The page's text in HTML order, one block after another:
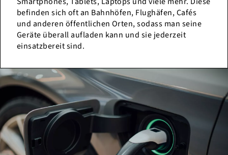
befinden sich oft an Bahnhöfen, Flughäfen, Cafés
und anderen öffentlichen Orten, sodass man seine
Geräte überall aufladen kann und sie jederzeit
einsatzbereit sind.